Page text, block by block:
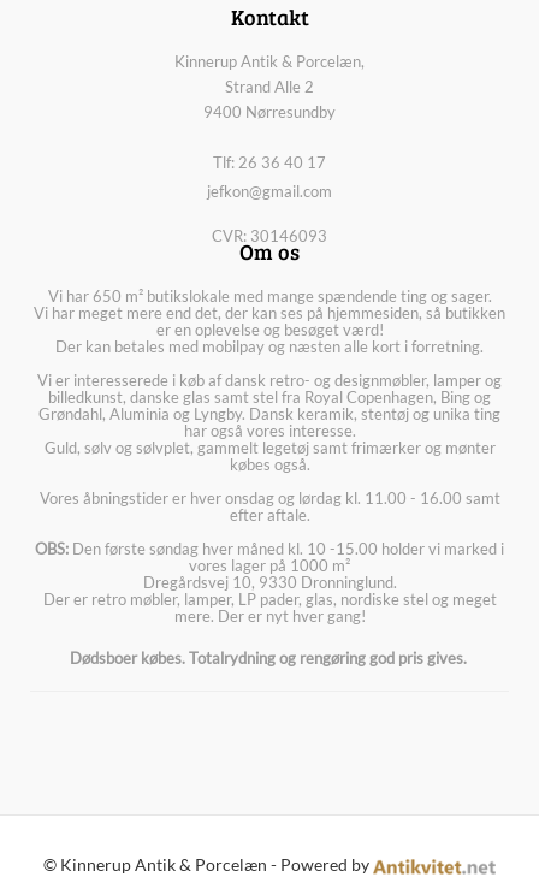
Kontakt
Kinnerup Antik & Porcelæn,
Strand Alle 2
9400 Nørresundby
Tlf: 26 36 40 17
jefkon@gmail.com
CVR: 30146093
Om os
Vi har 650 m² butikslokale med mange spændende ting og sager.
Vi har meget mere end det, der kan ses på hjemmesiden, så butikken
er en oplevelse og besøget værd!
Der kan betales med mobilpay og næsten alle kort i forretning.
Vi er interesserede i køb af dansk retro- og designmøbler, lamper og
billedkunst, danske glas samt stel fra Royal Copenhagen, Bing og
Grøndahl, Aluminia og Lyngby. Dansk keramik, stentøj og unika ting
har også vores interesse.
Guld, sølv og sølvplet, gammelt legetøj samt frimærker og mønter
købes også.
Vores åbningstider er hver onsdag og lørdag kl. 11.00 - 16.00 samt
efter aftale.
OBS: Den første søndag hver måned kl. 10 -15.00 holder vi marked i
vores lager på 1000 m²
Dregårdsvej 10, 9330 Dronninglund.
Der er retro møbler, lamper, LP pader, glas, nordiske stel og meget
mere. Der er nyt hver gang!
Dødsboer købes. Totalrydning og rengøring god pris gives.
© Kinnerup Antik & Porcelæn - Powered by